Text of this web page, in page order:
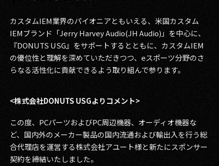
カスタムIEM業界のパイオニアともいえる、米国カスタム
IEMブランド「Jerry Harvey Audio(JH Audio)」を中心に、
『DONUTS USG』をサポートするとともに、カスタムIEM
の優位性と理解を深めていただきつつ、eスポーツ分野のさ
らなる活性化に貢献できるよう取り組んで参ります。
<株式会社DONUTS USGよりコメント>
この度、PCパーツおよびPC周辺機器、オーディオ機器な
ど、国内外のメーカー製品の国内流通および輸出入を行う総
合代理店を運営する株式会社アユート様と新たにスポンサー
契約を締結いたしました。